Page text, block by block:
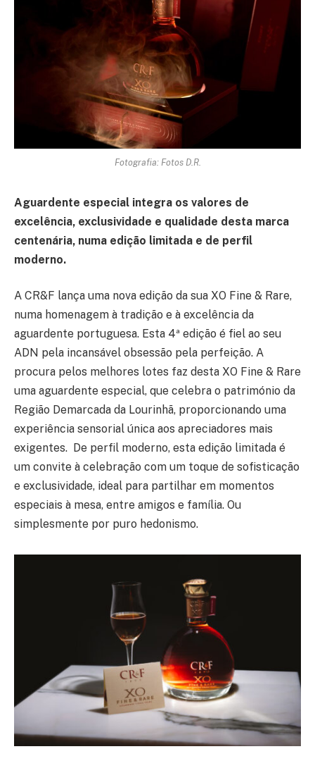
Fotografia: Fotos D.R.
Aguardente especial integra os valores de
excelência, exclusividade e qualidade desta marca
centenária, numa edição limitada e de perfil
moderno.
A CR&F lança uma nova edição da sua XO Fine & Rare,
numa homenagem à tradição e à excelência da
aguardente portuguesa. Esta 4ª edição é fiel ao seu
ADN pela incansável obsessão pela perfeição. A
procura pelos melhores lotes faz desta XO Fine & Rare
uma aguardente especial, que celebra o património da
Região Demarcada da Lourinhã, proporcionando uma
experiência sensorial única aos apreciadores mais
exigentes. De perfil moderno, esta edição limitada é
um convite à celebração com um toque de sofisticação
e exclusividade, ideal para partilhar em momentos
especiais à mesa, entre amigos e família. Ou
simplesmente por puro hedonismo.